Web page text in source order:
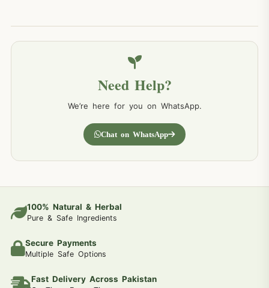
Need Help?
We’re here for you on WhatsApp.
Chat on WhatsApp
100% Natural & Herbal
Pure & Safe Ingredients
Secure Payments
Multiple Safe Options
Fast Delivery Across Pakistan